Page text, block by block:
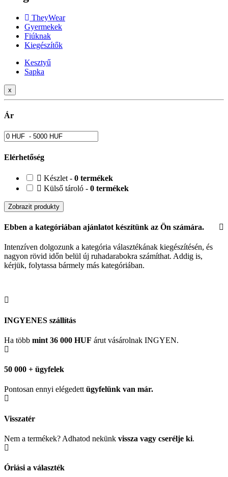
TheyWear
Gyermekek
Fiúknak
Kiegészítők
Kesztyű
Sapka
x
Ár
Elérhetőség
Készlet - 0 termékek
Külső tároló - 0 termékek
Zobrazit produkty
Ebben a kategóriában ajánlatot készítünk az Ön számára.
Intenzíven dolgozunk a kategória választékának kiegészítésén, és
nagyon rövid időn belül új ruhadarabokra számíthat. Addig is,
kérjük, folytassa bármely más kategóriában.
INGYENES szállítás
Ha több mint 36 000 HUF árut vásárolnak INGYEN.
50 000 + ügyfelek
Pontosan ennyi elégedettügyfelünk van már.
Visszatér
Nem a termékek? Adhatod nekünk vissza vagy cserélje ki.
Óriási a választék